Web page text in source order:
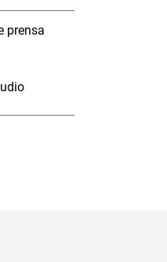
prensa